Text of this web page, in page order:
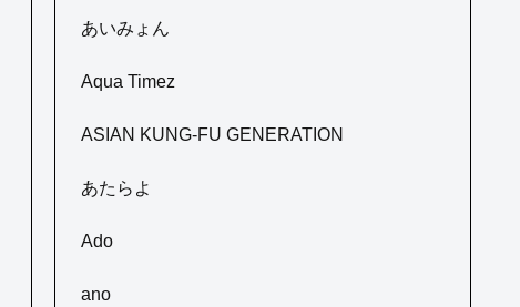
あいみょん
Aqua Timez
ASIAN KUNG-FU GENERATION
あたらよ
Ado
ano